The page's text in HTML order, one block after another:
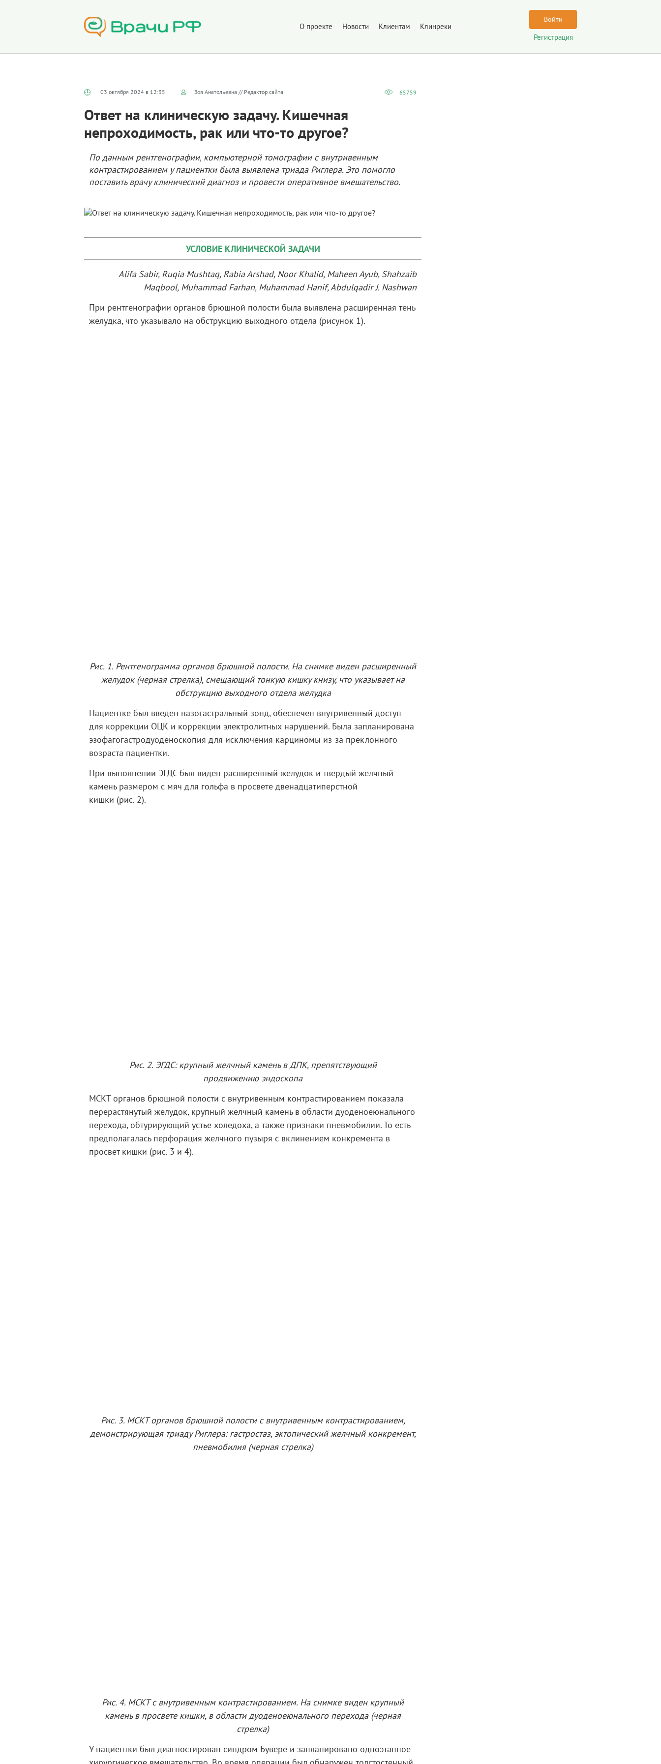
О проекте Новости Клиентам Клинреки
Войти
Регистрация
03 октября 2024 в 12:35 Зоя Анатольевна // Редактор сайта 65759
Ответ на клиническую задачу. Кишечная
непроходимость, рак или что-то другое?
По данным рентгенографии, компьютерной томографии с внутривенным
контрастированием у пациентки была выявлена триада Риглера. Это помогло
поставить врачу клинический диагноз и провести оперативное вмешательство.
УСЛОВИЕ КЛИНИЧЕСКОЙ ЗАДАЧИ
Alifa Sabir, Ruqia Mushtaq, Rabia Arshad, Noor Khalid, Maheen Ayub, Shahzaib
Maqbool, Muhammad Farhan, Muhammad Hanif, Abdulqadir J. Nashwan
При рентгенографии органов брюшной полости была выявлена расширенная тень
желудка, что указывало на обструкцию выходного отдела (рисунок 1).
Рис. 1. Рентгенограмма органов брюшной полости. На снимке виден расширенный
желудок (черная стрелка), смещающий тонкую кишку книзу, что указывает на
обструкцию выходного отдела желудка
Пациентке был введен назогастральный зонд, обеспечен внутривенный доступ
для коррекции ОЦК и коррекции электролитных нарушений. Была запланирована
эзофагогастродуоденоскопия для исключения карциномы из-за преклонного
возраста пациентки.
При выполнении ЭГДС был виден расширенный желудок и твердый желчный
камень размером с мяч для гольфа в просвете двенадцатиперстной
кишки (рис. 2).
Рис. 2. ЭГДС: крупный желчный камень в ДПК, препятствующий
продвижению эндоскопа
МСКТ органов брюшной полости с внутривенным контрастированием показала
перерастянутый желудок, крупный желчный камень в области дуоденоеюнального
перехода, обтурирующий устье холедоха, а также признаки пневмобилии. То есть
предполагалась перфорация желчного пузыря с вклинением конкремента в
просвет кишки (рис. 3 и 4).
Рис. 3. МСКТ органов брюшной полости с внутривенным контрастированием,
демонстрирующая триаду Риглера: гастростаз, эктопический желчный конкремент,
пневмобилия (черная стрелка)
Рис. 4. МСКТ с внутривенным контрастированием. На снимке виден крупный
камень в просвете кишки, в области дуоденоеюнального перехода (черная
стрелка)
У пациентки был диагностирован синдром Бувере и запланировано одноэтапное